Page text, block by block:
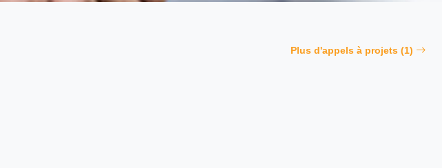
Plus d'appels à projets (1)